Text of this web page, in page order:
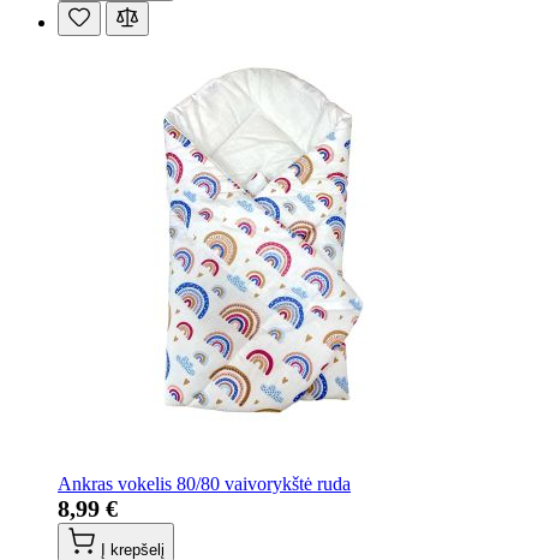
Ankras vokelis 80/80 vaivorykštė ruda
8,99 €
Į krepšelį